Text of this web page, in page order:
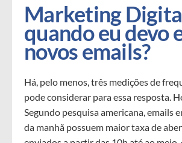
Marketing
quando eu devo
novos emails?
Há, pelo menos, três medições de
pode considerar para essa resposta.
Segundo pesquisa americana, emails
da manhã possuem maior taxa de